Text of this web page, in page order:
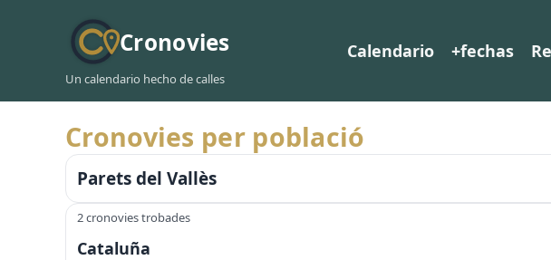
Cronovies
Un calendario hecho de calles
Calendario +fechas
Cronovies per població
Parets del Vallès
2 cronovies trobades
Cataluña